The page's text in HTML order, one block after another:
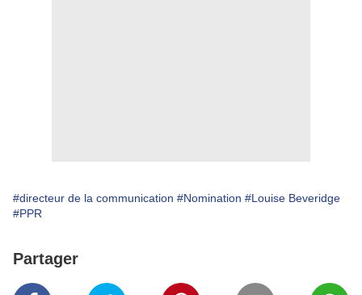
#directeur de la communication #Nomination #Louise Beveridge
#PPR
Partager